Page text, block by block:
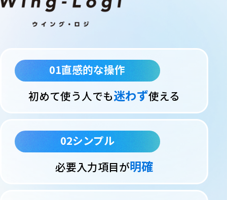
01直感的な操作
初めて使う人でも迷わず使える
02シンプル
必要入力項目が明確